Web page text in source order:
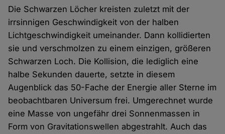
Die Schwarzen Löcher kreisten zuletzt mit der
irrsinnigen Geschwindigkeit von der halben
Lichtgeschwindigkeit umeinander. Dann kollidierten
sie und verschmolzen zu einem einzigen, größeren
Schwarzen Loch. Die Kollision, die lediglich eine
halbe Sekunden dauerte, setzte in diesem
Augenblick das 50-Fache der Energie aller Sterne im
beobachtbaren Universum frei. Umgerechnet wurde
eine Masse von ungefähr drei Sonnenmassen in
Form von Gravitationswellen abgestrahlt. Auch das